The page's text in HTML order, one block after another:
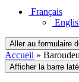
Français
Aller au formulaire
Accueil »
Afficher la barre